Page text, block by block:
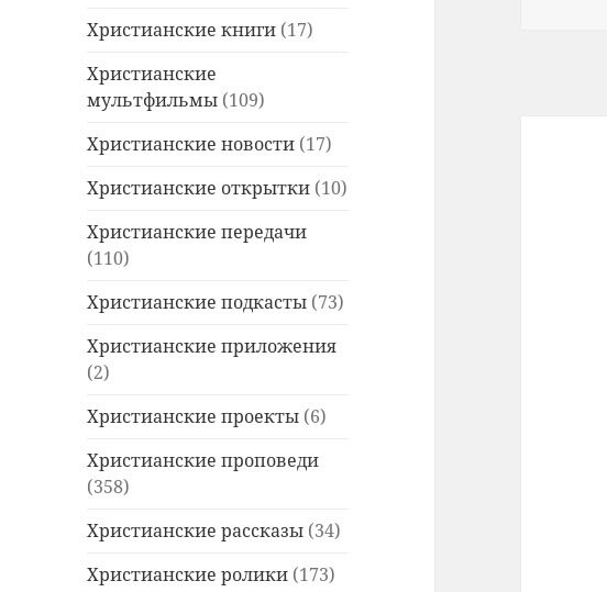
Христианские книги (17)
Христианские
мультфильмы (109)
Христианские новости (17)
Христианские открытки (10)
Христианские передачи
(110)
Христианские подкасты (73)
Христианские приложения
(2)
Христианские проекты (6)
Христианские проповеди
(358)
Христианские рассказы (34)
Христианские ролики (173)